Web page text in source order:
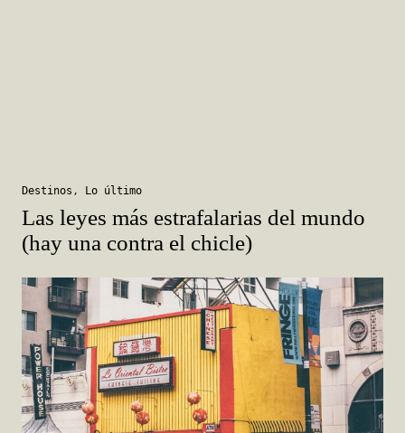
Destinos , Lo último
Las leyes más estrafalarias del mundo
(hay una contra el chicle)